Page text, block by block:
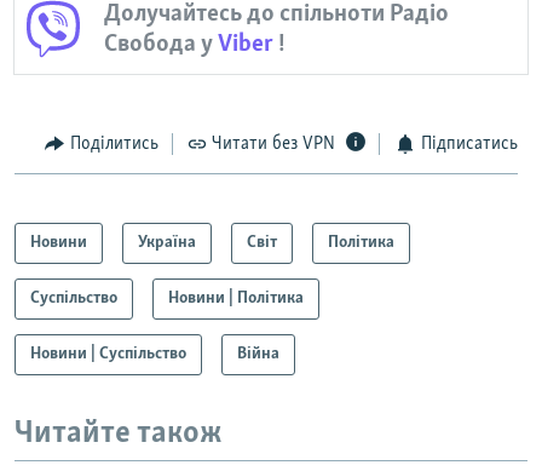
Долучайтесь до спільноти Радіо
Свобода уViber !
Поділитись Читати без VPN Підписатись
Новини Україна Світ Політика
Суспільство Новини | Політика
Новини | Суспільство Війна
Читайте також